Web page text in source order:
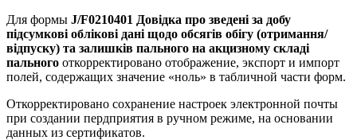
Для формы J/F0210401 Довідка про зведені за добу
підсумкові облікові дані щодо обсягів обігу (отримання/
відпуску) та залишків пального на акцизному складі
пального откорректировано отображение, экспорт и импорт
полей, содержащих значение «ноль» в табличной части форм.
Откорректировано сохранение настроек электронной почты
при создании пердприятия в ручном режиме, на основании
данных из сертификатов.